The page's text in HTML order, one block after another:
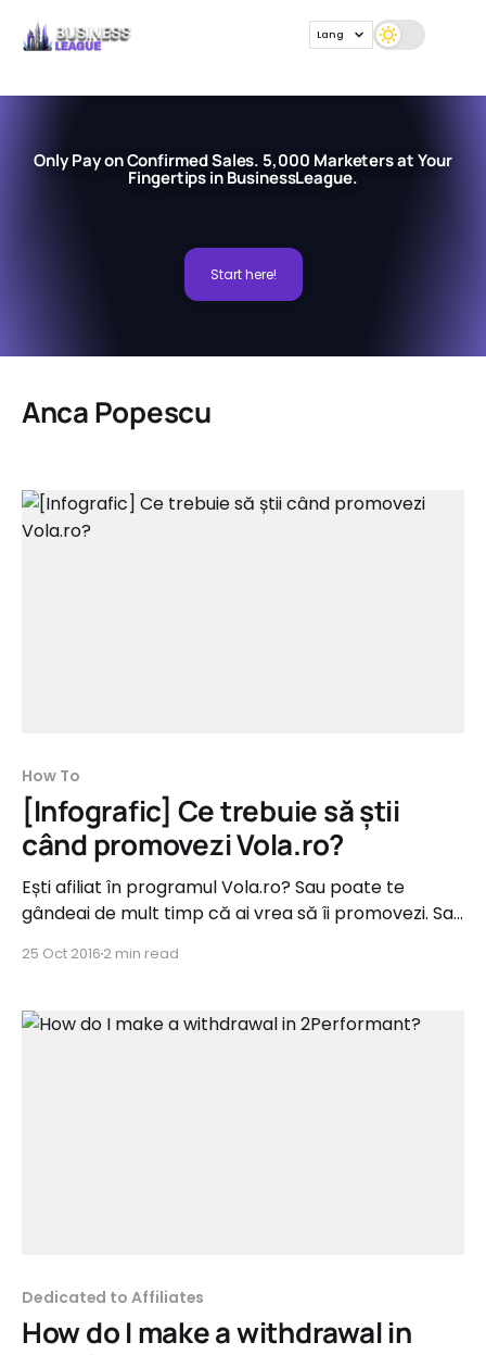
Lang
Only Pay on Confirmed Sales. 5,000 Marketers at Your
Fingertips in BusinessLeague.
Start here!
Anca Popescu
How To
[Infografic] Ce trebuie să știi
când promovezi Vola.ro?
Ești afiliat în programul Vola.ro? Sau poate te
gândeai de mult timp că ai vrea să îi promovezi. Sau
multe despre înseamnă programul de afiliere Vola.
programul nostru de afiliere Vola.
25 Oct 2016 2 min read
Dedicated to Affiliates
How do I make a withdrawal in